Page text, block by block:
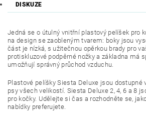
DISKUZE
Jedná se o útulný vnitřní plastový pelíšek pro
na design se zaobleným tvarem: boky jsou
část je nízká, s užitečnou opěrkou brady pro
protiskluzové podpěrné nožky a základna má
umožňují správný průchod vzduchu.
Plastové pelíšky Siesta Deluxe jsou dostupné
psy všech velikostí. Siesta Deluxe 2, 4, 6 a 8
pro kočky. Udělejte si čas a rozhodněte se,
nabídky preferujete.